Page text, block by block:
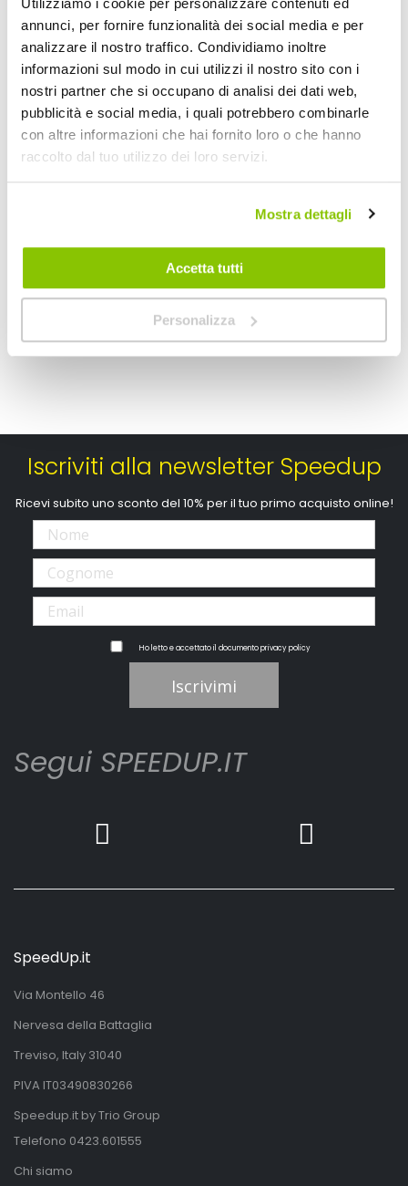
annunci, per fornire funzionalità dei social media e per
analizzare il nostro traffico. Condividiamo inoltre
informazioni sul modo in cui utilizzi il nostro sito con i
nostri partner che si occupano di analisi dei dati web,
pubblicità e social media, i quali potrebbero combinarle
con altre informazioni che hai fornito loro o che hanno
raccolto dal tuo utilizzo dei loro servizi.
Mostra dettagli
Accetta tutti
Personalizza
169,05 €
LAMPA
Fumè
135,60 €
Iscriviti alla newsletter Speedup
Ricevi subito uno sconto del 10% per il tuo primo acquisto online!
Ho letto e accettato il documentoprivacy policy
Iscrivimi
Segui SPEEDUP.IT
SpeedUp.it
Via Montello 46
Nervesa della Battaglia
Treviso, Italy 31040
PIVA IT03490830266
Speedup.it by Trio Group
Telefono 0423.601555
Chi siamo